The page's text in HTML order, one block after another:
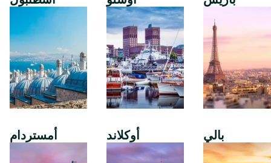
أمستردام أوكلاند بالي